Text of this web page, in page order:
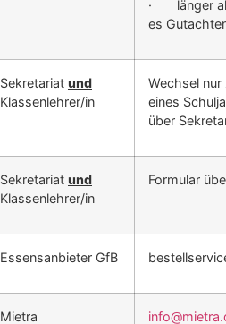
· länger
es
Sekre­tari­at und
Klassenlehrer/in
Wech­sel
eines
über
Sekre­tari­at und
Klassenlehrer/in
For­mu­lar
Essen­san­bi­eter GfB
Mietra